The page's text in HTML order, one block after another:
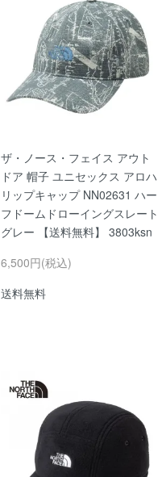
ザ・ノース・フェイス アウト
ドア 帽子 ユニセックス アロハ
リップキャップ NN02631 ハー
フドームドローイングスレート
グレー 【送料無料】 3803ksn
6,500円(税込)
送料無料